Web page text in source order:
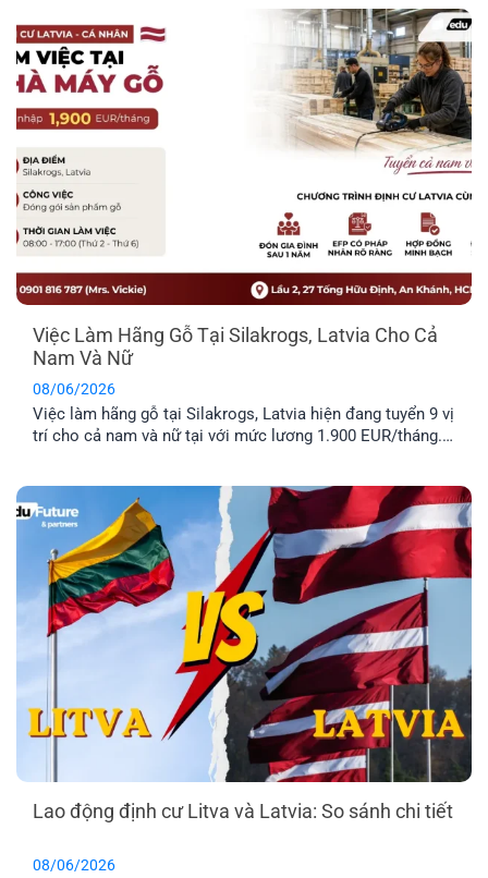
Trong bài viết dưới đây, anh [...]
Việc Làm Hãng Gỗ Tại Silakrogs, Latvia Cho Cả
Nam Và Nữ
08/06/2026
Việc làm hãng gỗ tại Silakrogs, Latvia hiện đang tuyển 9 vị
trí cho cả nam và nữ tại với mức lương 1.900 EUR/tháng.
lựa chọn phù hợp cho [...]
Lao động định cư Litva và Latvia: So sánh chi tiết
08/06/2026